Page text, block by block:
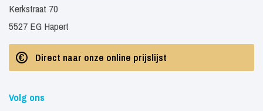
Kerkstraat 70
5527 EG Hapert
Direct naar onze online prijslijst
Volg ons